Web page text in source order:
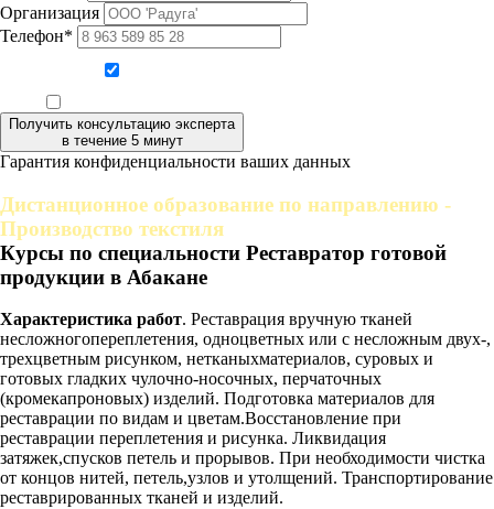
Организация
Телефон*
Получить консультацию эксперта
в течение 5 минут
Гарантия конфиденциальности ваших данных
Дистанционное образование по направлению -
Производство текстиля
Курсы по специальности Реставратор готовой
продукции в Абакане
Характеристика работ. Реставрация вручную тканей
несложногопереплетения, одноцветных или с несложным двух-,
трехцветным рисунком, нетканыхматериалов, суровых и
готовых гладких чулочно-носочных, перчаточных
(кромекапроновых) изделий. Подготовка материалов для
реставрации по видам и цветам.Восстановление при
реставрации переплетения и рисунка. Ликвидация
затяжек,спусков петель и прорывов. При необходимости чистка
от концов нитей, петель,узлов и утолщений. Транспортирование
реставрированных тканей и изделий.